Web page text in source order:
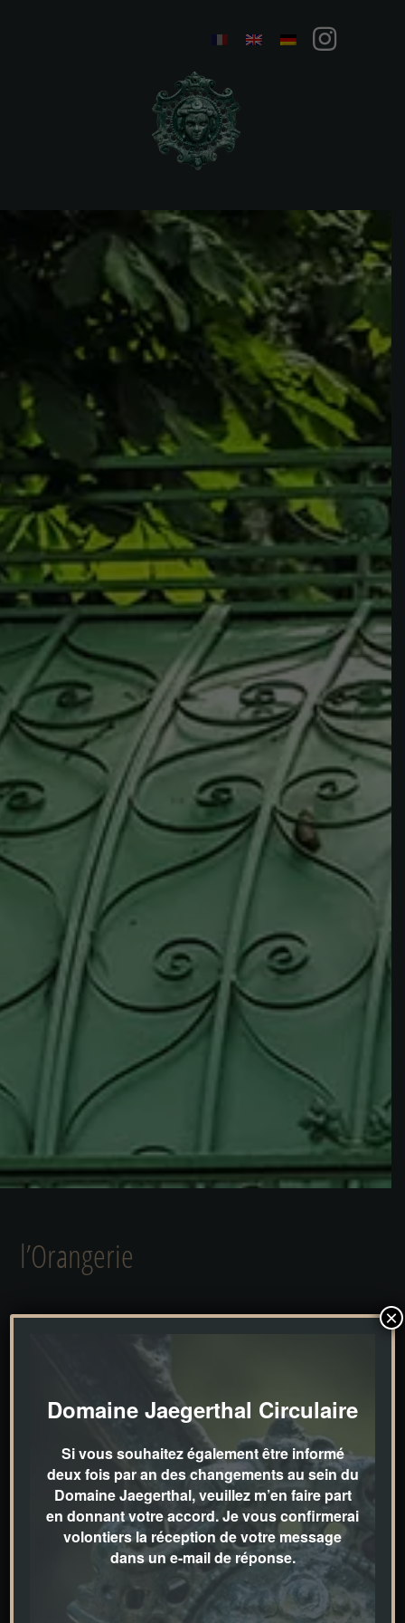
l’Orangerie
Cette orangerie est un véritable atout pour le parc du
Diese Orangerie ist eine wahre Bereicherung für
den Park der Domaine Jaegerthal. Elle s’intègre
parfaitement entre les grands acacias
transparents, comme si elle faisait partie
intégrante du parc depuis toujours. Lorsque l’on
se trouve dans l’Orangerie, on jouit d’une vue
très particulière sur la Maison de la Turbine,
mais on perçoit également la profondeur optique
Domaine Jaegerthal Circulaire
Si vous souhaitez également être informé
deux fois par an des changements au sein du
Domaine Jaegerthal, veuillez m’en faire part
en donnant votre accord. Je vous confirmerai
volontiers la réception de votre message
dans un e-mail de réponse.
×